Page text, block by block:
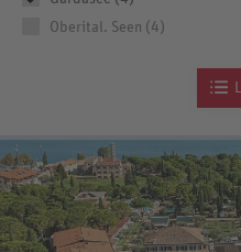
Oberital. Seen (4)